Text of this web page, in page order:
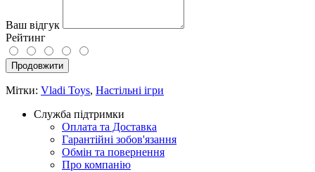
Ваш відгук
Рейтинг
Продовжити
Мітки: Vladi Toys, Настільні ігри
Служба підтримки
Оплата та Доставка
Гарантійні зобов'язання
Обмін та повернення
Про компанію